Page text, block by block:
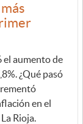
el aumento de
¿Qué pasó
en el
Rioja.